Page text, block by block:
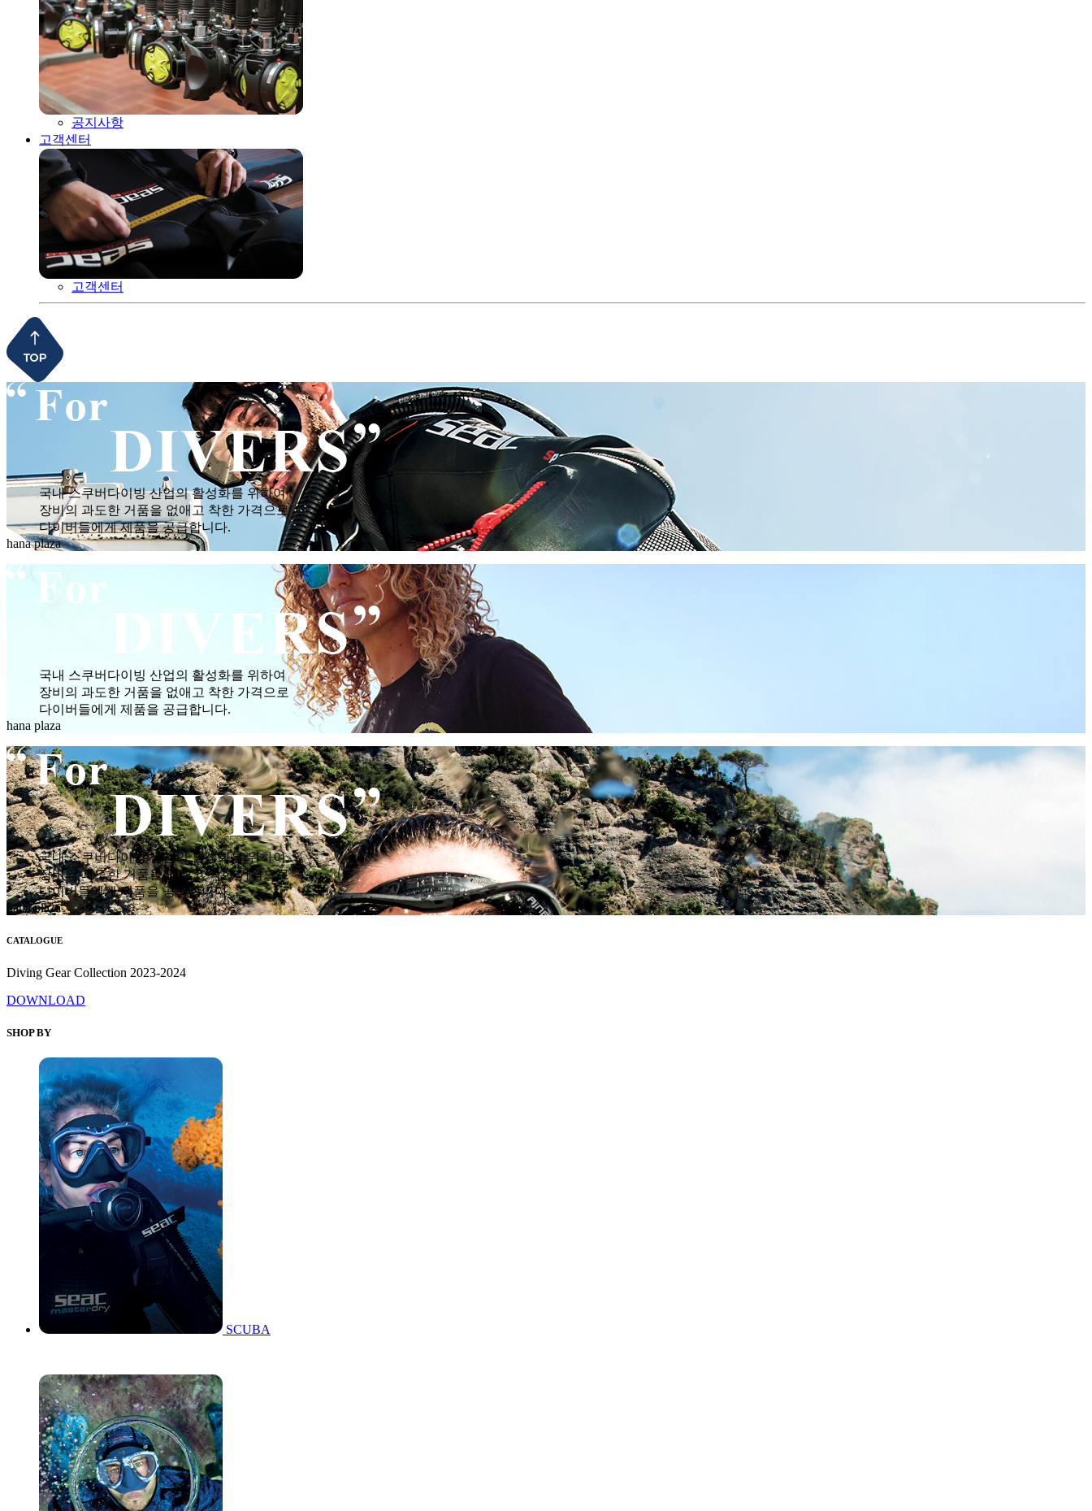
공지사항
고객센터
고객센터
국내 스쿠버다이빙 산업의 활성화를 위하여
장비의 과도한 거품을 없애고 착한 가격으로
다이버들에게 제품을 공급합니다.
hana plaza
국내 스쿠버다이빙 산업의 활성화를 위하여
장비의 과도한 거품을 없애고 착한 가격으로
다이버들에게 제품을 공급합니다.
hana plaza
국내 스쿠버다이빙 산업의 활성화를 위하여
장비의 과도한 거품을 없애고 착한 가격으로
다이버들에게 제품을 공급합니다.
hana plaza
CATALOGUE
Diving Gear Collection 2023-2024
DOWNLOAD
SHOP BY
SCUBA